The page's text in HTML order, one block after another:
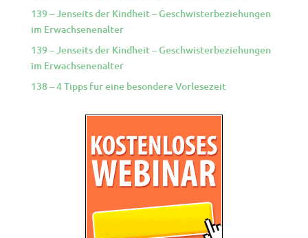
139 – Jenseits der Kindheit – Geschwisterbeziehungen
im Erwachsenenalter
139 – Jenseits der Kindheit – Geschwisterbeziehungen
im Erwachsenenalter
138 – 4 Tipps fur eine besondere Vorlesezeit